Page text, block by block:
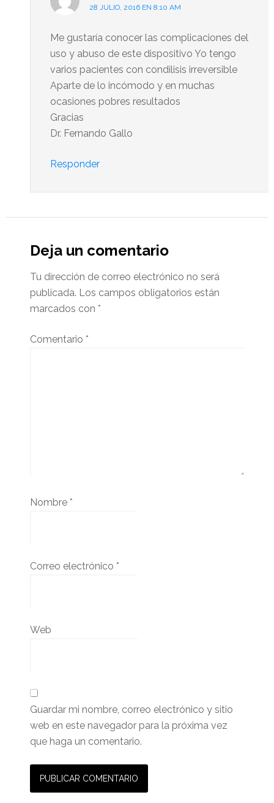
28 JULIO, 2016 EN 8:10 AM
Me gustaría conocer las complicaciones del
uso y abuso de este dispositivo Yo tengo
varios pacientes con condilisis irreversible
Aparte de lo incómodo y en muchas
ocasiones pobres resultados
Gracias
Dr. Fernando Gallo
Responder
Deja un comentario
Tu dirección de correo electrónico no será
publicada. Los campos obligatorios están
marcados con *
Comentario *
Nombre *
Correo electrónico *
Web
Guardar mi nombre, correo electrónico y sitio
web en este navegador para la próxima vez
que haga un comentario.